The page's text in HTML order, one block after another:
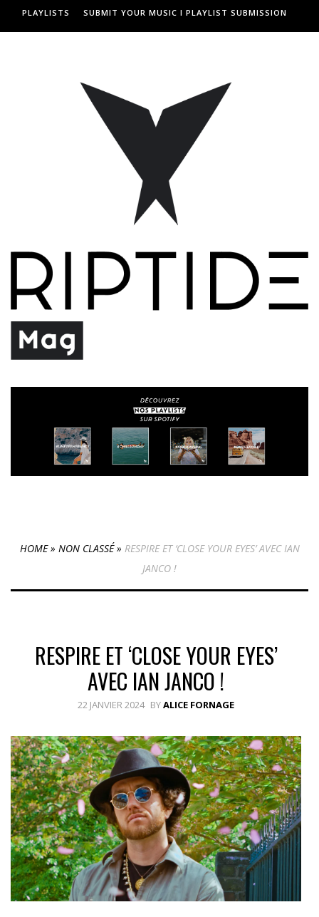
PLAYLISTS SUBMIT YOUR MUSIC I PLAYLIST SUBMISSION
HOME» NON CLASSÉ» RESPIRE ET ‘CLOSE YOUR EYES’ AVEC IAN
JANCO !
RESPIRE ET ‘CLOSE YOUR EYES’
AVEC IAN JANCO !
22 JANVIER 2024 BYALICE FORNAGE